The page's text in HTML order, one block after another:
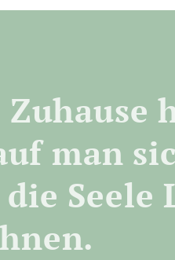
man
Seele